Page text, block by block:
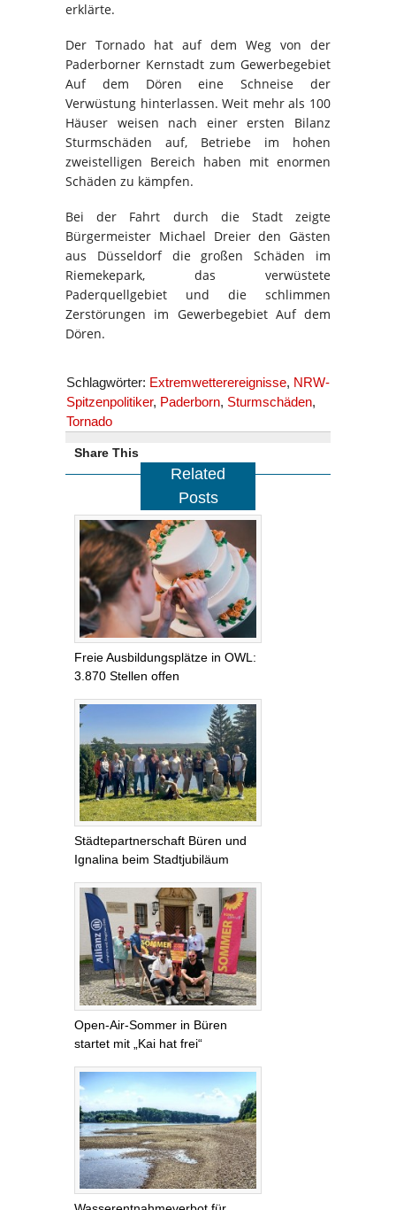
erklärte.
Der Tornado hat auf dem Weg von der
Paderborner Kernstadt zum Gewerbegebiet
Auf dem Dören eine Schneise der
Verwüstung hinterlassen. Weit mehr als 100
Häuser weisen nach einer ersten Bilanz
Sturmschäden auf, Betriebe im hohen
zweistelligen Bereich haben mit enormen
Schäden zu kämpfen.
Bei der Fahrt durch die Stadt zeigte
Bürgermeister Michael Dreier den Gästen
aus Düsseldorf die großen Schäden im
Riemekepark, das verwüstete
Paderquellgebiet und die schlimmen
Zerstörungen im Gewerbegebiet Auf dem
Dören.
Schlagwörter: Extremwetterereignisse, NRW-
Spitzenpolitiker, Paderborn, Sturmschäden,
Tornado
Share This
Related
Posts
Freie Ausbildungsplätze in OWL:
3.870 Stellen offen
Städtepartnerschaft Büren und
Ignalina beim Stadtjubiläum
Open-Air-Sommer in Büren
startet mit „Kai hat frei“